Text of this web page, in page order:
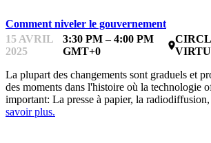
Comment niveler le gouvernement
15 AVRIL
2025
3:30 PM – 4:00 PM
GMT+0
place
La plupart des changements sont graduels et
des moments dans l'histoire où la technologie
important: La presse à papier, la
savoir plus.